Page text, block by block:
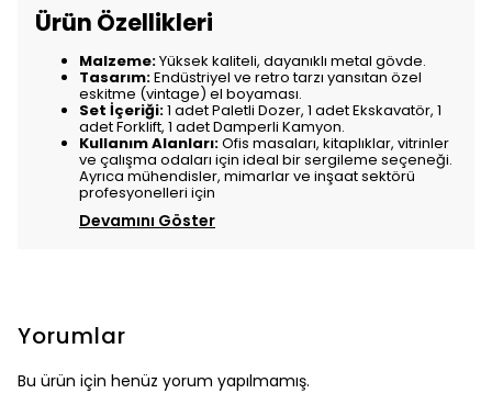
Ürün Özellikleri
Malzeme:Yüksek kaliteli, dayanıklı metal gövde.
Tasarım:Endüstriyel ve retro tarzı yansıtan özel
eskitme (vintage) el boyaması.
Set İçeriği:1 adet Paletli Dozer, 1 adet Ekskavatör, 1
adet Forklift, 1 adet Damperli Kamyon.
Kullanım Alanları:Ofis masaları, kitaplıklar, vitrinler
ve çalışma odaları için ideal bir sergileme seçeneği.
Ayrıca mühendisler, mimarlar ve inşaat sektörü
profesyonelleri için
Devamını Göster
Yorumlar
Bu ürün için henüz yorum yapılmamış.